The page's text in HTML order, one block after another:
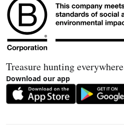
Treasure hunting everywhere
Download our app